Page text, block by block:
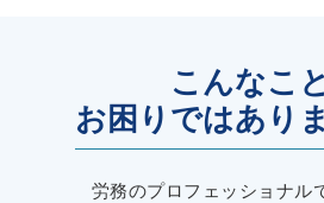
こんなこ
お困りではあり
労務のプロフェッショナル